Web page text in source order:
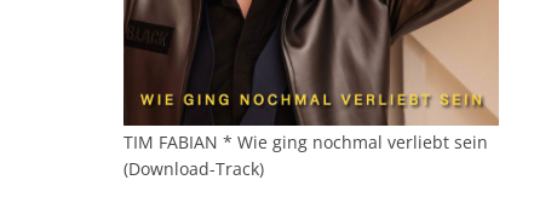
TIM FABIAN * Wie ging nochmal verliebt sein
(Download-Track)